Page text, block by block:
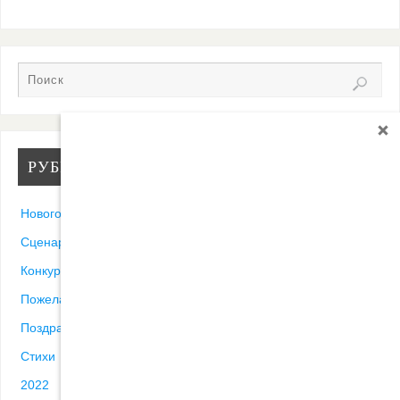
РУБРИКИ
Новогодние песни
Сценарии
Конкурсы
Пожелания
Поздравления
Стихи
2022